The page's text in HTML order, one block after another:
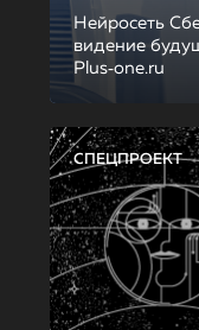
Нейросеть
видение
Plus‑one.ru
СПЕЦПРОЕКТ